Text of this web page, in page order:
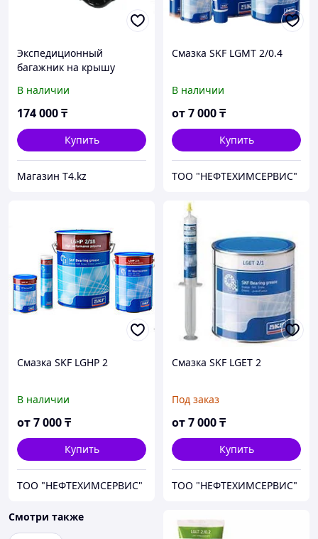
Экспедиционный
багажник на крышу
T4
В наличии
174 000₸
Купить
Магазин T4.kz
Смазка SKF LGMT 2/0.4
В наличии
от7 000₸
Купить
ТОО "НЕФТЕХИМСЕРВИС"
Смазка SKF LGHP 2
В наличии
от7 000₸
Купить
ТОО "НЕФТЕХИМСЕРВИС"
Смазка SKF LGET 2
Под заказ
от7 000₸
Купить
ТОО "НЕФТЕХИМСЕРВИС"
Смотри также